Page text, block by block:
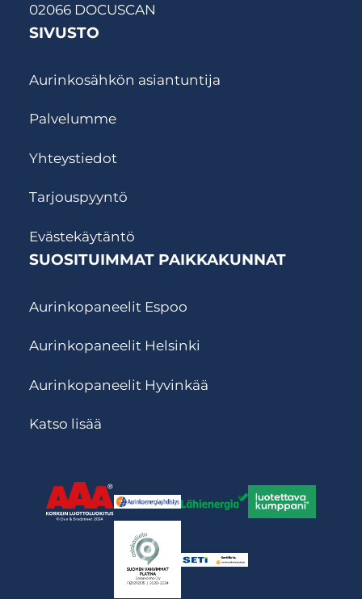
02066 DOCUSCAN
SIVUSTO
Aurinkosähkön asiantuntija
Palvelumme
Yhteystiedot
Tarjouspyyntö
Evästekäytäntö
SUOSITUIMMAT PAIKKAKUNNAT
Aurinkopaneelit Espoo
Aurinkopaneelit Helsinki
Aurinkopaneelit Hyvinkää
Katso lisää